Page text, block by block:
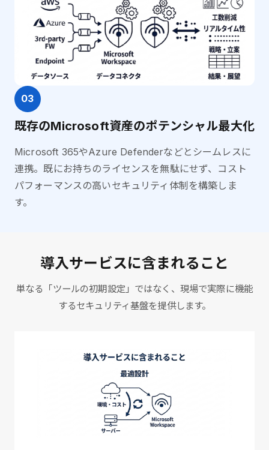
03
既存のMicrosoft資産のポテンシャル最大化
Microsoft 365やAzure Defenderなどとシームレスに
連携。既にお持ちのライセンスを無駄にせず、コスト
パフォーマンスの高いセキュリティ体制を構築しま
す。
導入サービスに含まれること
単なる「ツールの初期設定」ではなく、現場で実際に機能
するセキュリティ基盤を提供します。